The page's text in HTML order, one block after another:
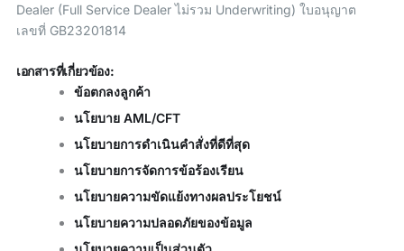
Dealer (Full Service Dealer ไม่รวม Underwriting) ใบอนุญาต
เลขที่ GB23201814
เอกสารที่เกี่ยวข้อง:
ข้อตกลงลูกค้า
นโยบาย AML/CFT
นโยบายการดำเนินคำสั่งที่ดีที่สุด
นโยบายการจัดการข้อร้องเรียน
นโยบายความขัดแย้งทางผลประโยชน์
นโยบายความปลอดภัยของข้อมูล